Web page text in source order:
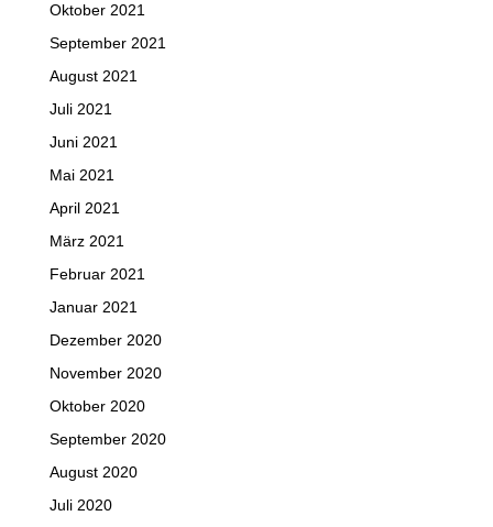
Oktober 2021
September 2021
August 2021
Juli 2021
Juni 2021
Mai 2021
April 2021
März 2021
Februar 2021
Januar 2021
Dezember 2020
November 2020
Oktober 2020
September 2020
August 2020
Juli 2020